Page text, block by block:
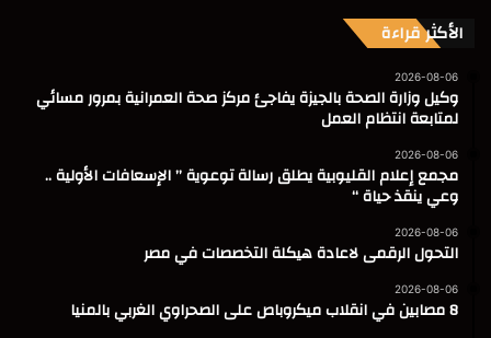
الأكثر قراءة
2026-08-06
وكيل وزارة الصحة بالجيزة يفاجئ مركز صحة العمرانية بمرور مسائي
لمتابعة انتظام العمل
2026-08-06
مجمع إعلام القليوبية يطلق رسالة توعوية ” الإسعافات الأولية ..
وعي ينقذ حياة “
2026-08-06
التحول الرقمى لاعادة هيكلة التخصصات في مصر
2026-08-06
8 مصابين في انقلاب ميكروباص على الصحراوي الغربي بالمنيا